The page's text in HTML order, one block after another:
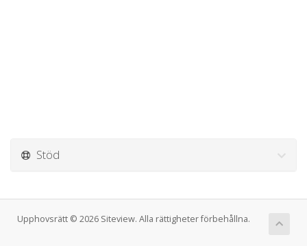
Stöd
Upphovsrätt © 2026 Siteview. Alla rättigheter förbehållna.